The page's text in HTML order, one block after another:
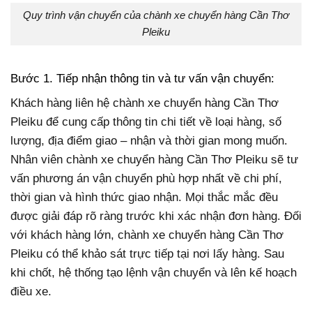
Quy trình vận chuyển của chành xe chuyển hàng Cần Thơ
Pleiku
Bước 1. Tiếp nhận thông tin và tư vấn vận chuyển:
Khách hàng liên hệ chành xe chuyển hàng Cần Thơ
Pleiku để cung cấp thông tin chi tiết về loại hàng, số
lượng, địa điểm giao – nhận và thời gian mong muốn.
Nhân viên chành xe chuyển hàng Cần Thơ Pleiku sẽ tư
vấn phương án vận chuyển phù hợp nhất về chi phí,
thời gian và hình thức giao nhận. Mọi thắc mắc đều
được giải đáp rõ ràng trước khi xác nhận đơn hàng. Đối
với khách hàng lớn, chành xe chuyển hàng Cần Thơ
Pleiku có thể khảo sát trực tiếp tại nơi lấy hàng. Sau
khi chốt, hệ thống tạo lệnh vận chuyển và lên kế hoạch
điều xe.